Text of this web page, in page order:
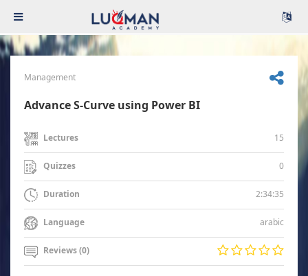
Management
Advance S-Curve using Power BI
Lectures 15
Quizzes 0
Duration 2:34:35
Language arabic
Reviews (0)